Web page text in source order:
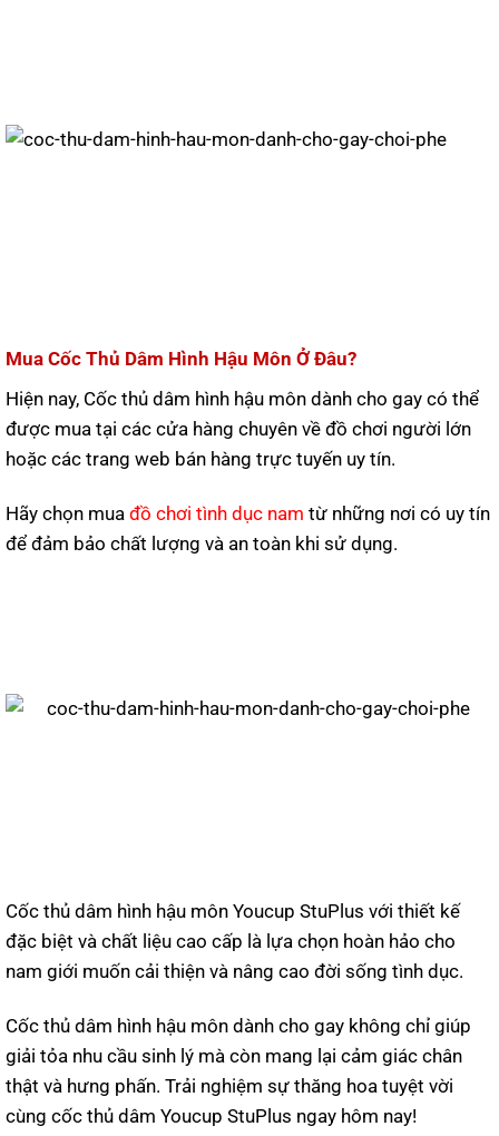
Mua Cốc Thủ Dâm Hình Hậu Môn Ở Đâu?
Hiện nay, Cốc thủ dâm hình hậu môn dành cho gay có thể
được mua tại các cửa hàng chuyên về đồ chơi người lớn
hoặc các trang web bán hàng trực tuyến uy tín.
Hãy chọn mua đồ chơi tình dục nam từ những nơi có uy tín
để đảm bảo chất lượng và an toàn khi sử dụng.
Cốc thủ dâm hình hậu môn Youcup StuPlus với thiết kế
đặc biệt và chất liệu cao cấp là lựa chọn hoàn hảo cho
nam giới muốn cải thiện và nâng cao đời sống tình dục.
Cốc thủ dâm hình hậu môn dành cho gay không chỉ giúp
giải tỏa nhu cầu sinh lý mà còn mang lại cảm giác chân
thật và hưng phấn. Trải nghiệm sự thăng hoa tuyệt vời
cùng cốc thủ dâm Youcup StuPlus ngay hôm nay!